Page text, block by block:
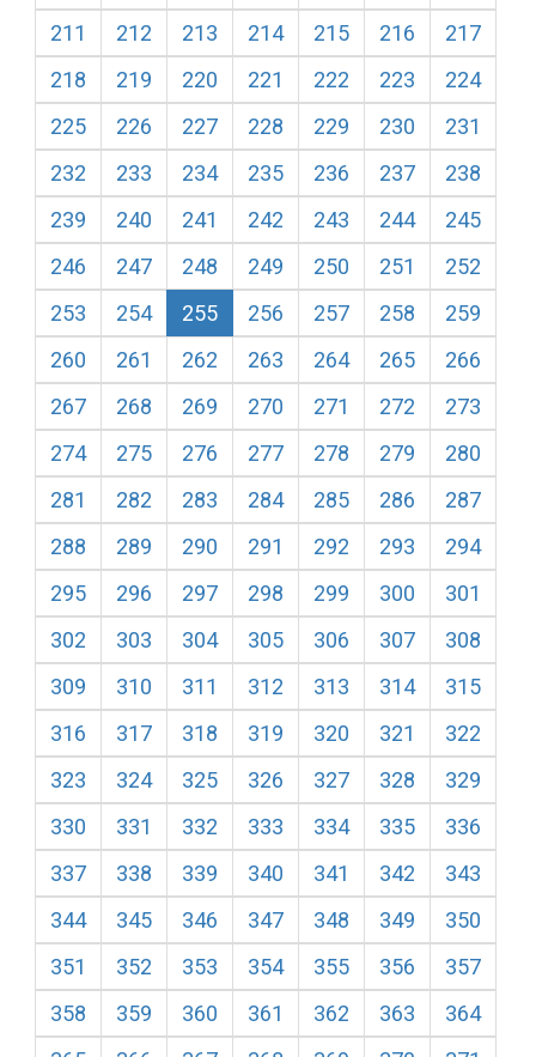
211
212 213 214 215 216
217
218
219 220 221 222 223
224
225
226 227 228 229 230
231
232
233 234 235 236 237
238
239
240 241 242 243 244
245
246
247 248 249 250 251
252
253
254 255 256 257 258
259
260
261 262 263 264 265
266
267
268 269 270 271 272
273
274
275 276 277 278 279
280
281
282 283 284 285 286
287
288
289 290 291 292 293
294
295
296 297 298 299 300
301
302
303 304 305 306 307
308
309
310 311 312 313 314
315
316
317 318 319 320 321
322
323
324 325 326 327 328
329
330
331 332 333 334 335
336
337
338 339 340 341 342
343
344
345 346 347 348 349
350
351
352 353 354 355 356
357
358
359 360 361 362 363
364